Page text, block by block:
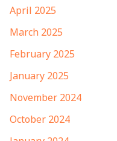
April 2025
March 2025
February 2025
January 2025
November 2024
October 2024